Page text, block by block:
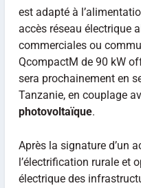
est adapté à
accès réseau électrique
commerciales ou
QcompactM de 90 kW
sera prochainement en
Tanzanie, en couplage
photovoltaïque.
Après la signature d’un
l’électrification rurale et
électrique des